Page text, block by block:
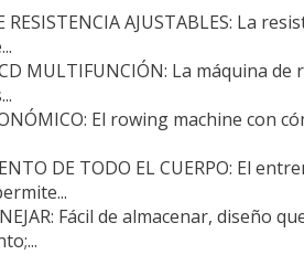
RESISTENCIA AJUSTABLES: La
MULTIFUNCIÓN: La máquina
El rowing machine con
DE TODO EL CUERPO: El
Fácil de almacenar,